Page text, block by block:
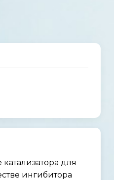
для
ингибитора